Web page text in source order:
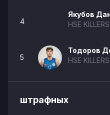
4
Якубов
HSE
5
Тодоров
HSE
штрафных